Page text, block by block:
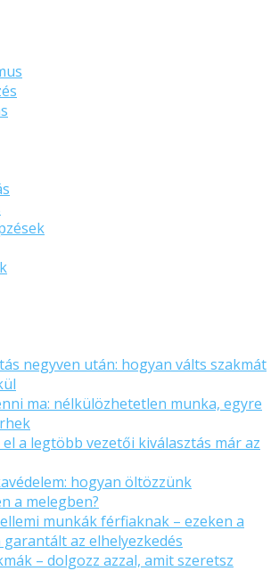
negyven után: hogyan válts szakmát
ma: nélkülözhetetlen munka, egyre
a legtöbb vezetői kiválasztás már az
hogyan öltözzünk
a melegben?
munkák férfiaknak – ezeken a
az elhelyezkedés
– dolgozz azzal, amit szeretsz